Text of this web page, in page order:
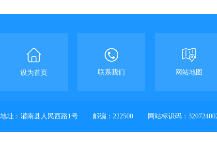
设为首页 联系我们 网站地图
地址：灌南县人民西路1号 邮编：222500 网站标识码：